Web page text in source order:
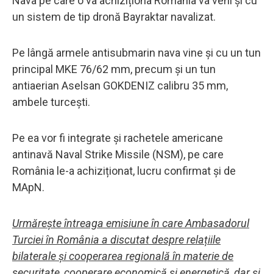
un sistem de tip dronă Bayraktar navalizat.
Pe lângă armele antisubmarin nava vine și cu un tun
principal MKE 76/62 mm, precum și un tun
antiaerian Aselsan GOKDENIZ calibru 35 mm,
ambele turcești.
Pe ea vor fi integrate și rachetele americane
antinavă Naval Strike Missile (NSM), pe care
România le-a achiziționat, lucru confirmat și de
MApN.
Urmărește întreaga emisiune în care Ambasadorul
Turciei în România a discutat despre relațiile
bilaterale și cooperarea regională în materie de